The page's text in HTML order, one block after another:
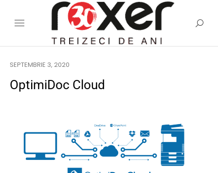
SEPTEMBRIE 3, 2020
OptimiDoc Cloud